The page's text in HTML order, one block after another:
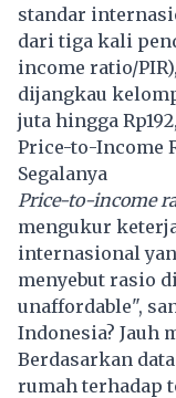
standar
dari tiga kali
income ratio/
dijangkau
juta hingga
Price-to-Income
Segalanya
Price-to-income
mengukur
internasional
menyebut rasio
unaffordable",
Indonesia? Jauh
Berdasarkan
rumah terhadap